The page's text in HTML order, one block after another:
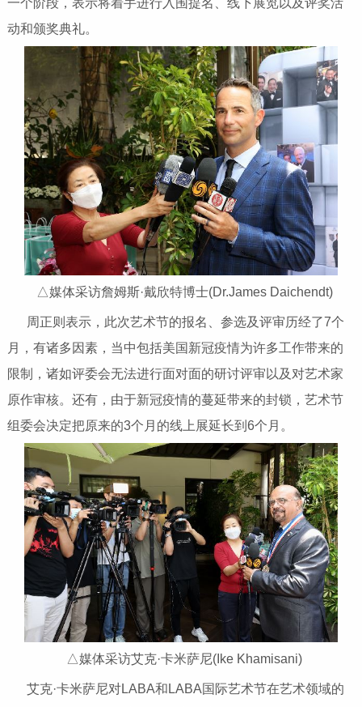
一个阶段，表示将着手进行入围提名、线下展览以及评奖活
动和颁奖典礼。
△媒体采访詹姆斯·戴欣特博士(Dr.James Daichendt)
周正则表示，此次艺术节的报名、参选及评审历经了7个
月，有诸多因素，当中包括美国新冠疫情为许多工作带来的
限制，诸如评委会无法进行面对面的研讨评审以及对艺术家
原作审核。还有，由于新冠疫情的蔓延带来的封锁，艺术节
组委会决定把原来的3个月的线上展延长到6个月。
△媒体采访艾克·卡米萨尼(Ike Khamisani)
艾克·卡米萨尼对LABA和LABA国际艺术节在艺术领域的